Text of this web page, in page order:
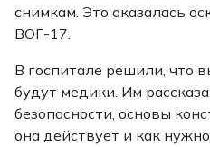
снимкам. Это оказалась
ВОГ-17.
В госпитале решили, что
будут медики. Им
безопасности, основы
она действует и как